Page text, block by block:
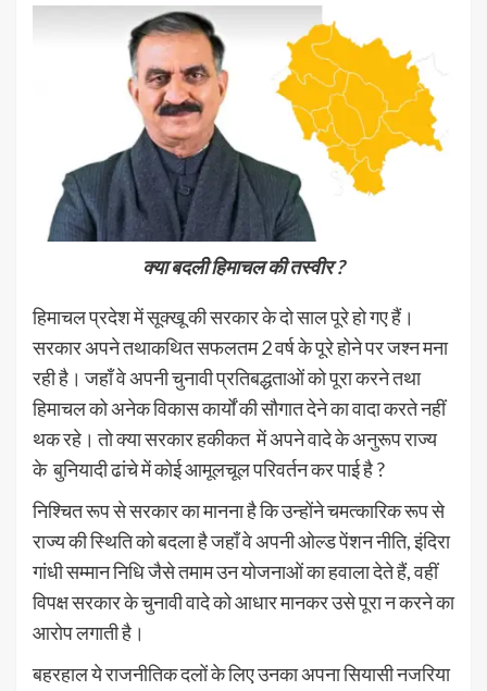
क्या बदली हिमाचल की तस्वीर ?
हिमाचल प्रदेश में सूक्खू की सरकार के दो साल पूरे हो गए हैं।
सरकार अपने तथाकथित सफलतम 2 वर्ष के पूरे होने पर जश्न मना
रही है। जहाँ वे अपनी चुनावी प्रतिबद्धताओं को पूरा करने तथा
हिमाचल को अनेक विकास कार्यों की सौगात देने का वादा करते नहीं
थक रहे। तो क्या सरकार हकीकत में अपने वादे के अनुरूप राज्य
के बुनियादी ढांचे में कोई आमूलचूल परिवर्तन कर पाई है ?
निश्चित रूप से सरकार का मानना है कि उन्होंने चमत्कारिक रूप से
राज्य की स्थिति को बदला है जहाँ वे अपनी ओल्ड पेंशन नीति, इंदिरा
गांधी सम्मान निधि जैसे तमाम उन योजनाओं का हवाला देते हैं, वहीं
विपक्ष सरकार के चुनावी वादे को आधार मानकर उसे पूरा न करने का
आरोप लगाती है।
बहरहाल ये राजनीतिक दलों के लिए उनका अपना सियासी नजरिया